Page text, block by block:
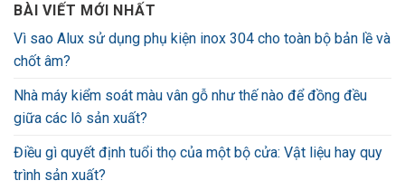
BÀI VIẾT MỚI NHẤT
Vì sao Alux sử dụng phụ kiện inox 304 cho toàn bộ bản lề và
chốt âm?
Nhà máy kiểm soát màu vân gỗ như thế nào để đồng đều
giữa các lô sản xuất?
Điều gì quyết định tuổi thọ của một bộ cửa: Vật liệu hay quy
trình sản xuất?